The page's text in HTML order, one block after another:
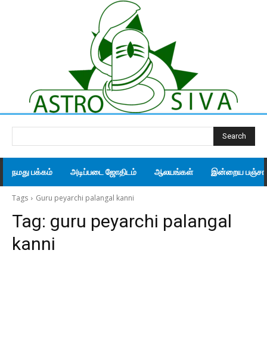
Search
நமது பக்கம் அடிப்படை ஜோதிடம் ஆலயங்கள் இன்றைய
Tags Guru peyarchi palangal kanni
Tag: guru peyarchi palangal
kanni